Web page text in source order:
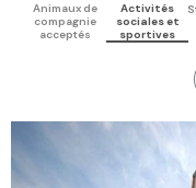
Animaux de
compagnie
acceptés
Activités
sociales et
sportives